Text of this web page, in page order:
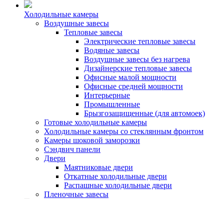
Холодильные камеры
Воздушные завесы
Тепловые завесы
Электрические тепловые завесы
Водяные завесы
Воздушные завесы без нагрева
Дизайнерские тепловые завесы
Офисные малой мощности
Офисные средней мощности
Интерьерные
Промышленные
Брызгозащищенные (для автомоек)
Готовые холодильные камеры
Холодильные камеры со стеклянным фронтом
Камеры шоковой заморозки
Сэндвич панели
Двери
Маятниковые двери
Откатные холодильные двери
Распашные холодильные двери
Пленочные завесы